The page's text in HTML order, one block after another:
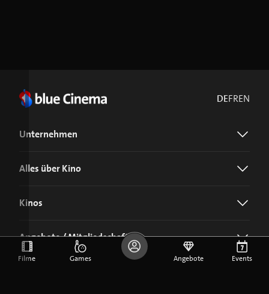
DEFREN
Unternehmen
Alles über Kino
Kinos
Angebote / Mitgliedschaft
Filme Games Angebote Events